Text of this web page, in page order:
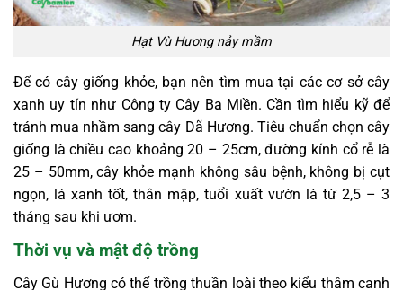
Hạt Vù Hương nảy mầm
Để có cây giống khỏe, bạn nên tìm mua tại các cơ sở cây
xanh uy tín như Công ty Cây Ba Miền. Cần tìm hiểu kỹ để
tránh mua nhầm sang cây Dã Hương. Tiêu chuẩn chọn cây
giống là chiều cao khoảng 20 – 25cm, đường kính cổ rễ là
25 – 50mm, cây khỏe mạnh không sâu bệnh, không bị cụt
ngọn, lá xanh tốt, thân mập, tuổi xuất vườn là từ 2,5 – 3
tháng sau khi ươm.
Thời vụ và mật độ trồng
Cây Gù Hương có thể trồng thuần loài theo kiểu thâm canh